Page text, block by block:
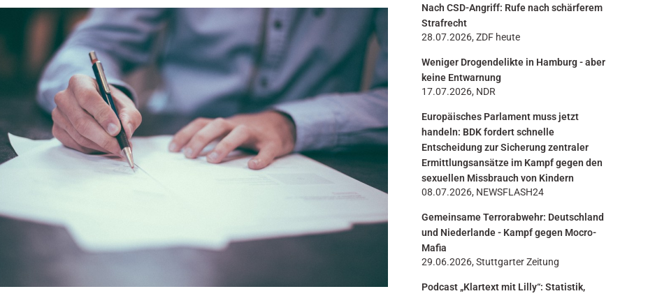
Nach CSD-Angriff: Rufe nach schärferem
Strafrecht
28.07.2026, ZDF heute
Weniger Drogendelikte in Hamburg - aber
keine Entwarnung
17.07.2026, NDR
Europäisches Parlament muss jetzt
handeln: BDK fordert schnelle
Entscheidung zur Sicherung zentraler
Ermittlungsansätze im Kampf gegen den
sexuellen Missbrauch von Kindern
08.07.2026, NEWSFLASH24
Gemeinsame Terrorabwehr: Deutschland
und Niederlande - Kampf gegen Mocro-
Mafia
29.06.2026, Stuttgarter Zeitung
Podcast „Klartext mit Lilly“: Statistik,